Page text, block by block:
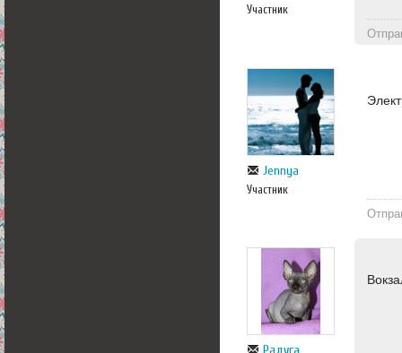
Участник
Jennya
Участник